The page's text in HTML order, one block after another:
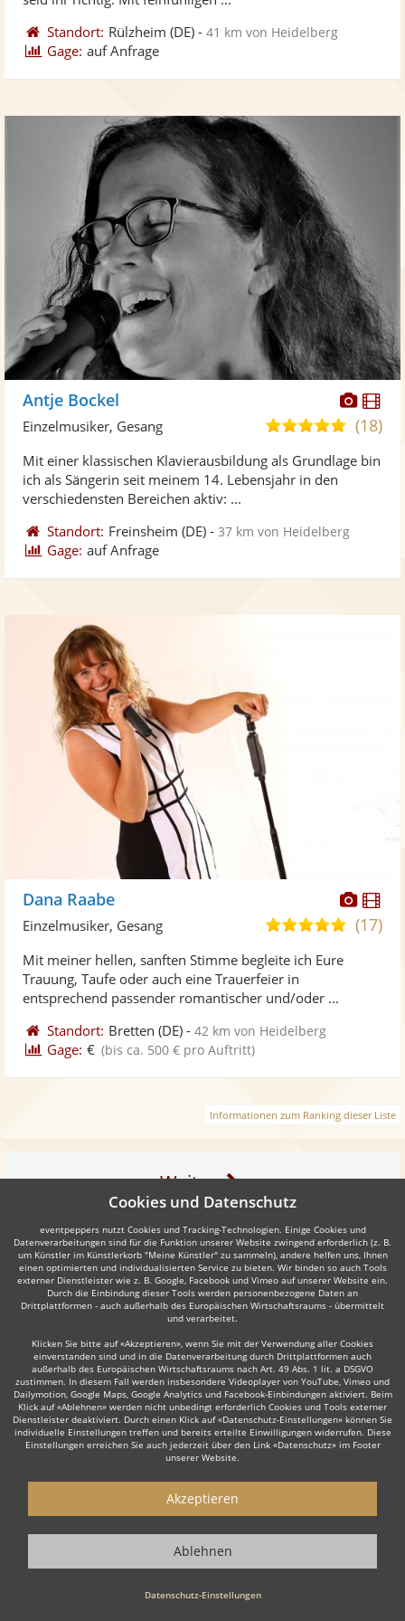
Standort: Rülzheim (DE) -41 km von Heidelberg
Gage: auf Anfrage
Fotos
Antje Bockel
4,9
5
(18)
Einzelmusiker, Gesang
Mit einer klassischen Klavierausbildung als Grundlage bin
ich als Sängerin seit meinem 14. Lebensjahr in den
verschiedensten Bereichen aktiv: ...
Standort: Freinsheim (DE) -37 km von Heidelberg
Gage: auf Anfrage
Dana Raabe
5,0(17)
Einzelmusiker, Gesang
Mit meiner hellen, sanften Stimme begleite ich Eure
Trauung, Taufe oder auch eine Trauerfeier in
entsprechend passender romantischer und/oder ...
Standort: Bretten (DE) -42 km von Heidelberg
Gage: € (bis ca. 500 € pro Auftritt)
Informationen zum Ranking dieser Liste
Weiter
Auch interessant:
Trompeter Trauerredner Dudelsackspieler
Starten Sie mit dem Button 'Kostenlos anfragen' eine Anfrage an die für
Sie interessanten Solomusiker - also z. B. bestimmte Sänger. Diesen
Button finden Sie auf den jeweiligen Künstler-Profil-Seiten der Musiker.
Cookies und Datenschutz
eventpeppers nutzt Cookies und Tracking-Technologien. Einige Cookies und
Datenverarbeitungen sind für die Funktion unserer Website zwingend erforderlich (z. B.
um Künstler im Künstlerkorb "Meine Künstler" zu sammeln), andere helfen uns, Ihnen
einen optimierten und individualisierten Service zu bieten. Wir binden so auch Tools
externer Dienstleister wie z. B. Google, Facebook und Vimeo auf unserer Website ein.
Durch die Einbindung dieser Tools werden personenbezogene Daten an
Drittplattformen - auch außerhalb des Europäischen Wirtschaftsraums - übermittelt
und verarbeitet.
Klicken Sie bitte auf «Akzeptieren», wenn Sie mit der Verwendung aller Cookies
einverstanden sind und in die Datenverarbeitung durch Drittplattformen auch
außerhalb des Europäischen Wirtschaftsraums nach Art. 49 Abs. 1 lit. a DSGVO
zustimmen. In diesem Fall werden insbesondere Videoplayer von YouTube, Vimeo und
Dailymotion, Google Maps, Google Analytics und Facebook-Einbindungen aktiviert. Beim
Klick auf «Ablehnen» werden nicht unbedingt erforderlich Cookies und Tools externer
Dienstleister deaktiviert. Durch einen Klick auf «Datenschutz-Einstellungen» können Sie
individuelle Einstellungen treffen und bereits erteilte Einwilligungen widerrufen. Diese
Einstellungen erreichen Sie auch jederzeit über den Link «Datenschutz» im Footer
unserer Website.
Datenschutz-Einstellungen
Akzeptieren
Ablehnen